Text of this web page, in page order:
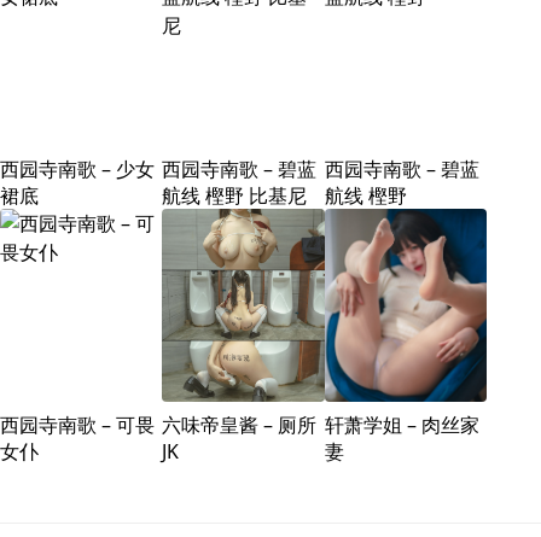
西园寺南歌 – 少女
裙底
西园寺南歌 – 碧蓝
航线 樫野 比基尼
西园寺南歌 – 碧蓝
航线 樫野
西园寺南歌 – 可畏
女仆
六味帝皇酱 – 厕所
JK
轩萧学姐 – 肉丝家
妻